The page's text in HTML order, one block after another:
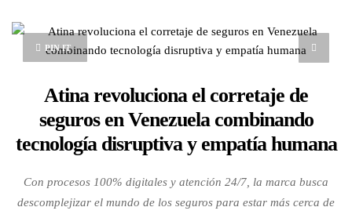
PIN IT
Atina revoluciona el corretaje de
seguros en Venezuela combinando
tecnología disruptiva y empatía humana
Con procesos 100% digitales y atención 24/7, la marca busca
descomplejizar el mundo de los seguros para estar más cerca de